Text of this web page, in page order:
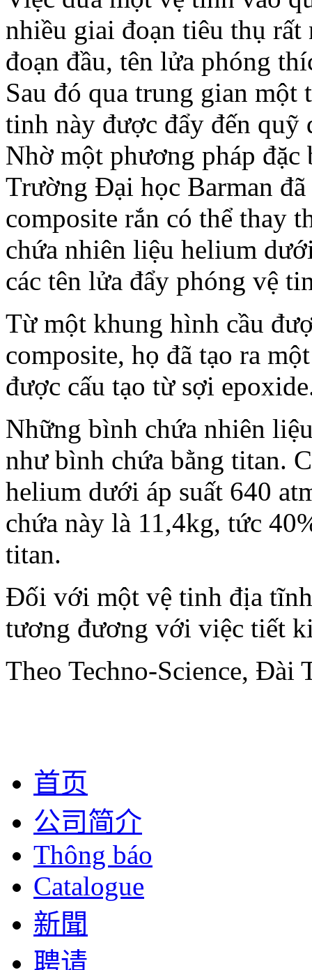
nhiều giai đoạn tiêu thụ
đoạn đầu, tên lửa phóng
Sau đó qua trung gian một
tinh này được đẩy đến quỹ
Nhờ một phương pháp đặc
Trường Đại học Barman
composite rắn có thể thay
chứa nhiên liệu helium
các tên lửa đẩy phóng vệ
Từ một khung hình cầu
composite, họ đã tạo ra
được cấu tạo từ sợi
Những bình chứa nhiên
như bình chứa bằng titan.
helium dưới áp suất 640
chứa này là 11,4kg, tức
titan.
Đối với một vệ tinh địa
tương đương với việc tiết
Theo Techno-Science,
首页
公司简介
Thông báo
Catalogue
新聞
聘请